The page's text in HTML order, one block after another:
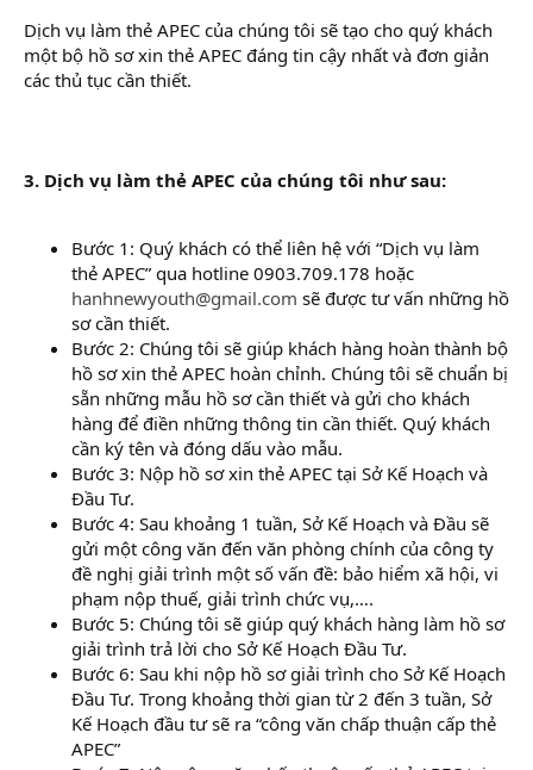
Dịch vụ làm thẻ APEC của chúng tôi sẽ tạo cho quý khách
một bộ hồ sơ xin thẻ APEC đáng tin cậy nhất và đơn giản
các thủ tục cần thiết.
3. Dịch vụ làm thẻ APEC của chúng tôi như sau:
Bước 1: Quý khách có thể liên hệ với “Dịch vụ làm
thẻ APEC” qua hotline 0903.709.178 hoặc
hanhnewyouth@gmail.com sẽ được tư vấn những hồ
sơ cần thiết.
Bước 2: Chúng tôi sẽ giúp khách hàng hoàn thành bộ
hồ sơ xin thẻ APEC hoàn chỉnh. Chúng tôi sẽ chuẩn bị
sẵn những mẫu hồ sơ cần thiết và gửi cho khách
hàng để điền những thông tin cần thiết. Quý khách
cần ký tên và đóng dấu vào mẫu.
Bước 3: Nộp hồ sơ xin thẻ APEC tại Sở Kế Hoạch và
Đầu Tư.
Bước 4: Sau khoảng 1 tuần, Sở Kế Hoạch và Đầu sẽ
gửi một công văn đến văn phòng chính của công ty
đề nghị giải trình một số vấn đề: bảo hiểm xã hội, vi
phạm nộp thuế, giải trình chức vụ,….
Bước 5: Chúng tôi sẽ giúp quý khách hàng làm hồ sơ
giải trình trả lời cho Sở Kế Hoạch Đầu Tư.
Bước 6: Sau khi nộp hồ sơ giải trình cho Sở Kế Hoạch
Đầu Tư. Trong khoảng thời gian từ 2 đến 3 tuần, Sở
Kế Hoạch đầu tư sẽ ra “công văn chấp thuận cấp thẻ
APEC”